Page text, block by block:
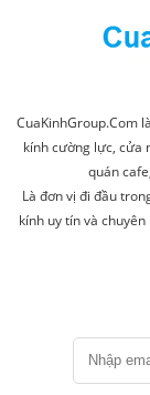
CuaKinhGroup.Com
kính cường lực, cửa
quán
Là đơn vị đi đầu
kính uy tín và